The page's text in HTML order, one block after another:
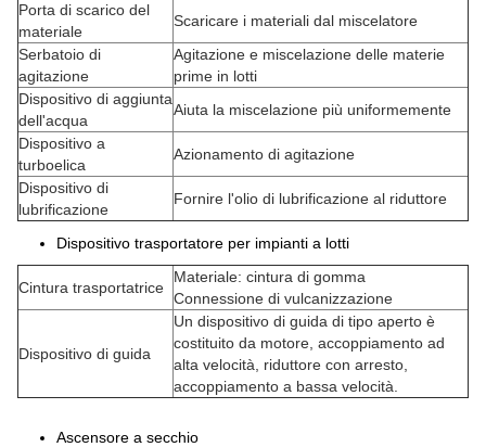
Porta di scarico del
materiale
Scaricare i materiali dal miscelatore
Serbatoio di
agitazione
Agitazione e miscelazione delle materie
prime in lotti
Dispositivo di aggiunta
dell'acqua
Aiuta la miscelazione più uniformemente
Dispositivo a
turboelica
Azionamento di agitazione
Dispositivo di
lubrificazione
Fornire l'olio di lubrificazione al riduttore
Dispositivo trasportatore per impianti a lotti
Cintura trasportatrice
Materiale: cintura di gomma
Connessione di vulcanizzazione
Dispositivo di guida
Un dispositivo di guida di tipo aperto è
costituito da motore, accoppiamento ad
alta velocità, riduttore con arresto,
accoppiamento a bassa velocità.
Ascensore a secchio